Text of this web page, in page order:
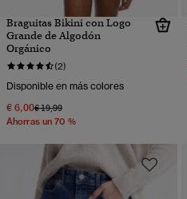
Braguitas Bikini con Logo
Grande de Algodón
Orgánico
(2)
Disponible en más colores
€ 6,00Precio rebajado de
€ 19,99a
Ahorras un 70 %